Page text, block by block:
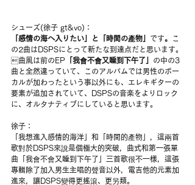
シューズ(徐子 gt&vo)：
「感情の海へ入りたい」と「時間の產物」 です。
こ
の2曲はDSPSにとって新たな到達点だと思います。
曲風は前のEP 「我會不會又睡到下午了」 の中の3
曲と全然違っていて、このアルバムでは男性のボー
カルが加わったという事以外にも、エレキギターの
要素が追加されていて、DSPSの音楽をよりロック
に、オルタナティブにしていると思います。
徐子：
「我想進入感情的海洋」和「時間的產物」，這兩首
歌對於DSPS來說是個極大的突破，曲式和第一張單
曲「我會不會又睡到下午了」三首歌很不一樣，這張
專輯除了加入男生主唱的聲音以外，電吉他的元素加
進來，讓DSPS變得更搖滾、更另類。